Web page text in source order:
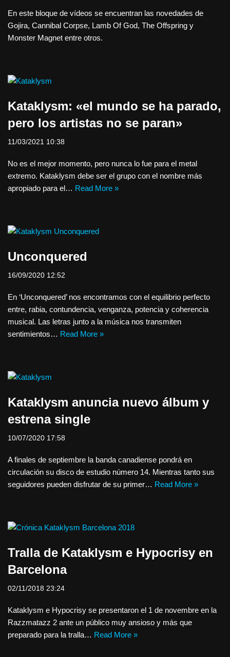
En este bloque de vídeos se encuentran las novedades de
Gojira, Cannibal Corpse, Lamb Of God, The Offspring y
Monster Magnet entre otros.
Kataklysm: «el mundo se ha parado,
pero los artistas no se paran»
11/03/2021 10:38
No es el mejor momento, pero nunca lo fue para el metal
extremo. Kataklysm debe ser el grupo con el nombre más
apropiado para el… Read More »
Unconquered
16/09/2020 12:52
En ‘Unconquered’ nos encontramos con el equilibrio perfecto
entre, rabia, contundencia, venganza, potencia y coherencia
musical. Las letras junto a la música nos transmiten
sentimientos… Read More »
Kataklysm anuncia nuevo álbum y
estrena single
10/07/2020 17:58
A finales de septiembre la banda canadiense pondrá en
circulación su disco de estudio número 14. Mientras tanto sus
seguidores pueden disfrutar de su primer… Read More »
Tralla de Kataklysm e Hypocrisy en
Barcelona
02/11/2018 23:24
Kataklysm e Hypocrisy se presentaron el 1 de novembre en la
Razzmatazz 2 ante un público muy ansioso y más que
preparado para la tralla… Read More »